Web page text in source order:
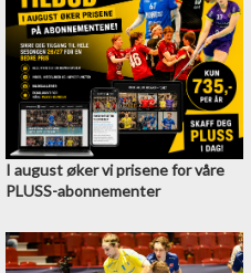
I august øker vi prisene for våre
PLUSS-abonnementer